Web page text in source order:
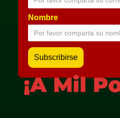
Nombre
¡A Mil